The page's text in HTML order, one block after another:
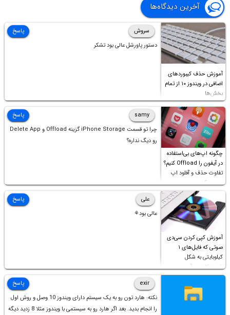
آخرین دیدگاه‌ها
آموزش حذف کیبوردهای
اضافی در ویندوز ۱۰ از تمام
بخش‌ها
سروش
دستور پاورشل عالی بود تشکر
پاسخ
چگونه اپ‌های بی‌استفاده
در آیفون را Offload کنیم؟
تفاوت حذف و آفلود اپ
چیست؟
samy
چرا تو قسمت iPhone Storage گزینه Offload و Delete App
رو دیگ نداره؟
پاسخ
آموزش کپی کردن سی‌دی
صوتی که فایل‌های ۱
کیلوبایتی به شکل
شورت‌کات در آن موجود
است!
علی
عالی بود⚘
پاسخ
exir
نکته: هارد تون رو به یک سیستم دارای ویندوز 10 وصل و روش اول
را انجام بدید. بعد اگر هارد رو به سیستمی با ویندوز مثلا 8 زدید دیگه
پاسخ